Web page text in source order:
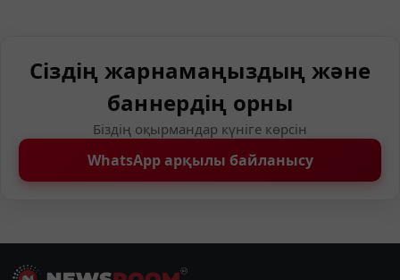
Сіздің жарнамаңыздың және
баннердің орны
Біздің оқырмандар күніге көрсін
WhatsApp арқылы байланысу